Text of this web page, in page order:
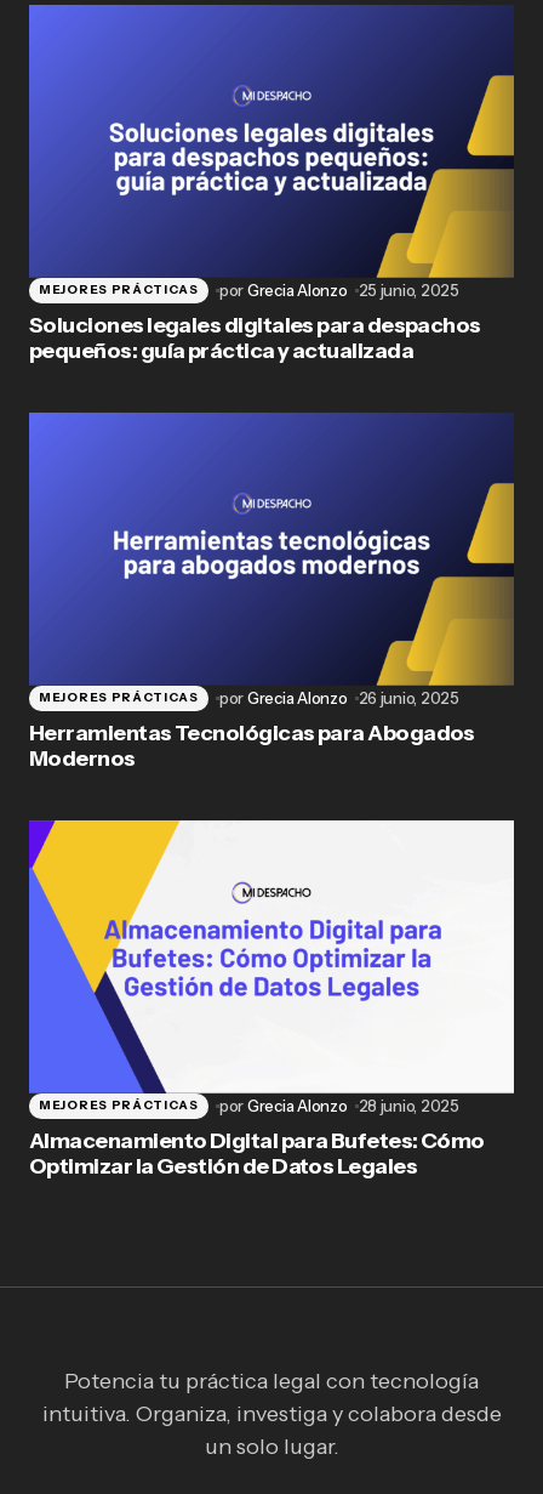
MEJORES PRÁCTICAS porGrecia Alonzo 25 junio, 2025
Soluciones legales digitales para despachos
pequeños: guía práctica y actualizada
MEJORES PRÁCTICAS porGrecia Alonzo 26 junio, 2025
Herramientas Tecnológicas para Abogados
Modernos
MEJORES PRÁCTICAS porGrecia Alonzo 28 junio, 2025
Almacenamiento Digital para Bufetes: Cómo
Optimizar la Gestión de Datos Legales
Potencia tu práctica legal con tecnología
intuitiva. Organiza, investiga y colabora desde
un solo lugar.